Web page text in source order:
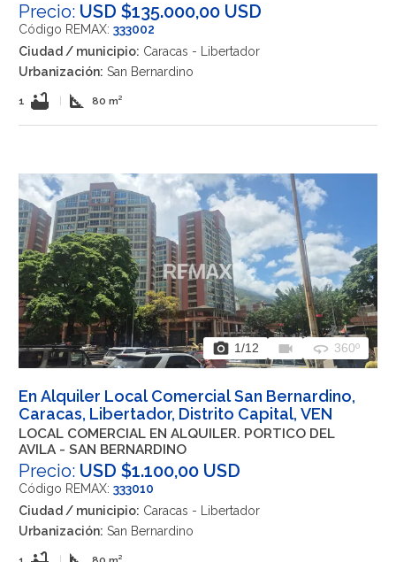
Precio: USD $135.000,00 USD
Código REMAX: 333002
Ciudad / municipio: Caracas - Libertador
Urbanización: San Bernardino
1 bathtub square_foot 80 m²
photo_camera 1/12 videocam 360 360º
En Alquiler Local Comercial San Bernardino,
Caracas, Libertador, Distrito Capital, VEN
LOCAL COMERCIAL EN ALQUILER. PORTICO DEL
AVILA - SAN BERNARDINO
Precio: USD $1.100,00 USD
Código REMAX: 333010
Ciudad / municipio: Caracas - Libertador
Urbanización: San Bernardino